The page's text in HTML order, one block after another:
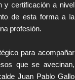
y certificación a nivel
de esta forma a la
profesión.
para acompañar
que se avecinan,
Juan Pablo Gallo